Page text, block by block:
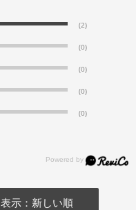
(2)
(0)
(0)
(0)
(0)
表示：新しい順